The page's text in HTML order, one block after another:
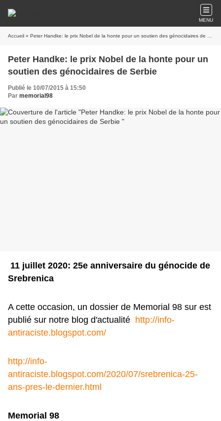
MENU
Accueil » Peter Handke: le prix Nobel de la honte pour un soutien des génocidaires de Serbie
Peter Handke: le prix Nobel de la honte pour un
soutien des génocidaires de Serbie
Publié le 10/07/2015 à 15:50
Par memorial98
11 juillet 2020: 25e anniversaire du génocide de
Srebrenica
A cette occasion, un dossier de Memorial 98 sur est
publié sur notre blog d'actualité http://info-
antiraciste.blogspot.com/
http://info-
antiraciste.blogspot.com/2020/07/srebrenica-25-
ans-pres-le-dernier.html
Memorial 98